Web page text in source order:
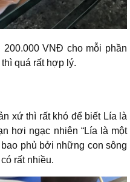
VNĐ cho mỗi phần
quá rất hợp lý.
xứ thì rất khó để biết Lía là
hơi ngạc nhiên “Lía là một
phủ bởi những con sông
rất nhiều.